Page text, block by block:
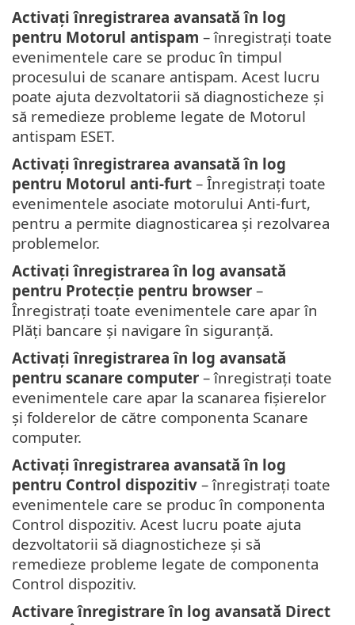
Activați înregistrarea avansată în log
pentru Motorul antispam – înregistrați toate
evenimentele care se produc în timpul
procesului de scanare antispam. Acest lucru
poate ajuta dezvoltatorii să diagnosticheze și
să remedieze probleme legate de Motorul
antispam ESET.
Activați înregistrarea avansată în log
pentru Motorul anti-furt – Înregistrați toate
evenimentele asociate motorului Anti-furt,
pentru a permite diagnosticarea și rezolvarea
problemelor.
Activați înregistrarea în log avansată
pentru Protecție pentru browser –
Înregistrați toate evenimentele care apar în
Plăți bancare și navigare în siguranță.
Activați înregistrarea în log avansată
pentru scanare computer – înregistrați toate
evenimentele care apar la scanarea fișierelor
și folderelor de către componenta Scanare
computer.
Activați înregistrarea avansată în log
pentru Control dispozitiv – înregistrați toate
evenimentele care se produc în componenta
Control dispozitiv. Acest lucru poate ajuta
dezvoltatorii să diagnosticheze și să
remedieze probleme legate de componenta
Control dispozitiv.
Activare înregistrare în log avansată Direct